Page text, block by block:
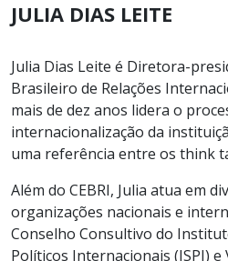
JULIA DIAS LEITE
Julia Dias Leite é Diretora-
Brasileiro de Relações
mais de dez anos lidera o
internacionalização da
uma referência entre os think
Além do CEBRI, Julia atua em
organizações nacionais e
Conselho Consultivo do
Políticos Internacionais (ISPI)